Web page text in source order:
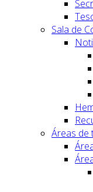
Sala de
Áreas de